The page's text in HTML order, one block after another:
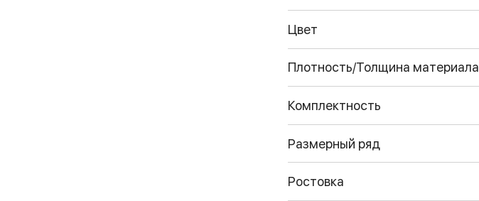
Цвет
Плотность/Толщина материала
Комплектность
Размерный ряд
Ростовка